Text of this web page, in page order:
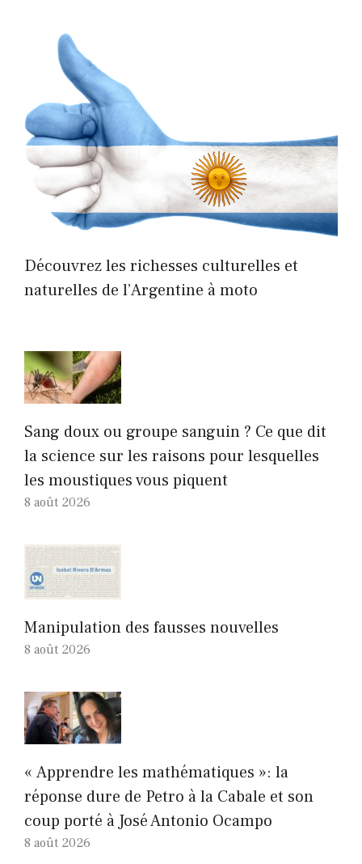
Découvrez les richesses culturelles et
naturelles de l’Argentine à moto
Sang doux ou groupe sanguin ? Ce que dit
la science sur les raisons pour lesquelles
les moustiques vous piquent
8 août 2026
Manipulation des fausses nouvelles
8 août 2026
« Apprendre les mathématiques »: la
réponse dure de Petro à la Cabale et son
coup porté à José Antonio Ocampo
8 août 2026